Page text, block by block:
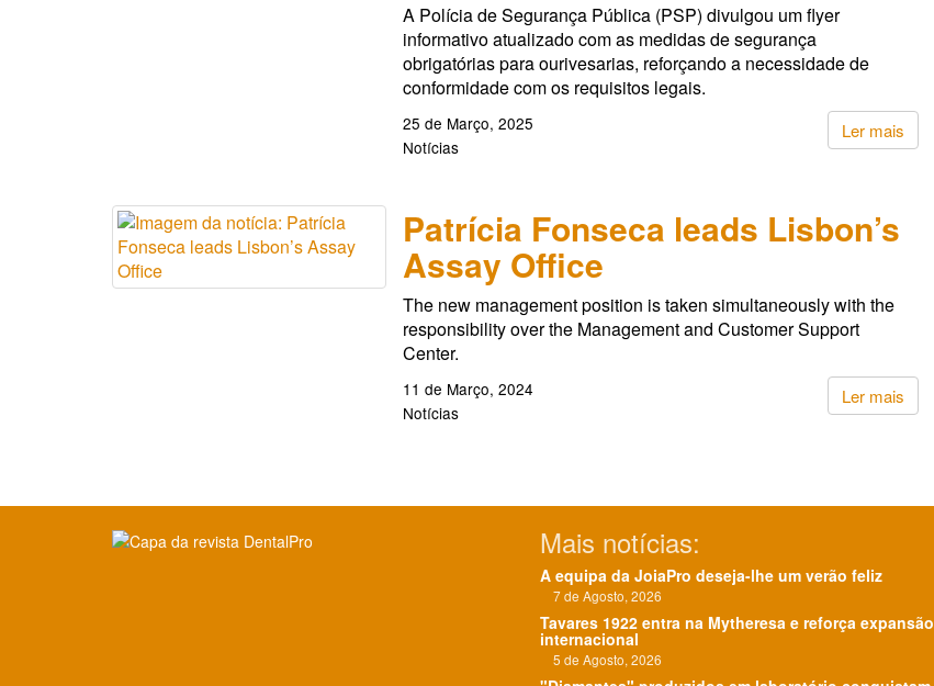
A Polícia de Segurança Pública (PSP) divulgou um flyer
informativo atualizado com as medidas de segurança
obrigatórias para ourivesarias, reforçando a necessidade de
conformidade com os requisitos legais.
Ler mais
25 de Março, 2025
Notícias
Patrícia Fonseca leads Lisbon’s
Assay Office
The new management position is taken simultaneously with the
responsibility over the Management and Customer Support
Center.
Ler mais
11 de Março, 2024
Notícias
Clique para ler Mais notícias:
A equipa da JoiaPro deseja-lhe um verão feliz
7 de Agosto, 2026
Tavares 1922 entra na Mytheresa e reforça expansão
internacional
5 de Agosto, 2026